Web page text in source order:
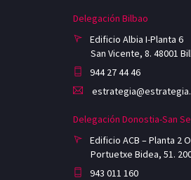
Delegación Bilbao
Edificio Albia I-Planta 6
San Vicente, 8. 48001
944 27 44 46
Delegación Donostia-San
Edificio ACB – Planta 2
Portuetxe Bidea, 51.
943 011 160